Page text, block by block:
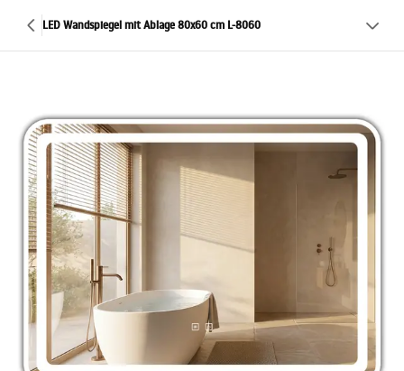
LED Wandspiegel mit Ablage 80x60 cm L-8060